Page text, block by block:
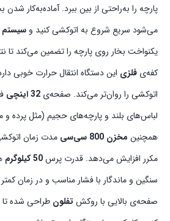
پارچه را به‌راحتی از بین ببرد. آماده‌به‌کار شدن
می‌شود سریع شروع به اتوکشی کنید و سیستم
یکنواخت بخار روی پارچه را تضمین می‌کند تا
کفه‌ی فلزی این دستگاه انتقال حرارت خوبی
اتوکشی را روان‌تر می‌کند. صفحه‌ی 32 اینچی
لباس‌های بلند و پارچه‌های حجیم (مثل پرده و
همچنین مخزن 800 سی‌سی
مدت زمان
مکرر افزایش می‌دهد. قدرت پرس50 کیلوگرم
سنگین و ماندگار با فشار مناسب و در زمان
صفحه‌ی بالایی با روکش تفلون طراحی شده تا